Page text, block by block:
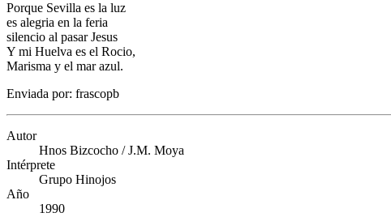
Porque Sevilla es la luz
es alegria en la feria
silencio al pasar Jesus
Y mi Huelva es el Rocio,
Marisma y el mar azul.
Enviada por: frascopb
Autor
Hnos Bizcocho / J.M. Moya
Intérprete
Grupo Hinojos
Año
1990